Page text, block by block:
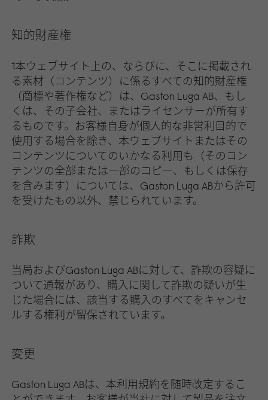
知的財産権
1本ウェブサイト上の、ならびに、そこに掲載され
る素材（コンテンツ）に係るすべての知的財産権
（商標や著作権など）は、Gaston Luga AB、もし
くは、その子会社、またはライセンサーが所有す
るものです。お客様自身が個人的な非営利目的で
使用する場合を除き、本ウェブサイトまたはその
コンテンツについてのいかなる利用も（そのコン
テンツの全部または一部のコピー、もしくは保存
を含みます）については、Gaston Luga ABから許可
を受けたもの以外、禁じられています。
詐欺
当局およびGaston Luga ABに対して、詐欺の容疑に
ついて通報があり、購入に関して詐欺の疑いが生
じた場合には、該当する購入のすべてをキャンセ
ルする権利が留保されています。
変更
Gaston Luga ABは、本利用規約を随時改定するこ